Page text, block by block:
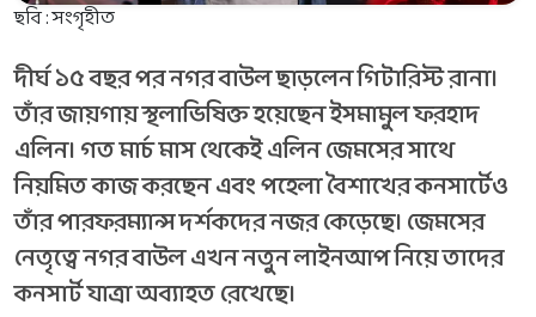
ছবি : সংগৃহীত
দীর্ঘ ১৫ বছর পর নগর বাউল ছাড়লেন গিটারিস্ট রানা।
তাঁর জায়গায় স্থলাভিষিক্ত হয়েছেন ইসমামুল ফরহাদ
এলিন। গত মার্চ মাস থেকেই এলিন জেমসের সাথে
নিয়মিত কাজ করছেন এবং পহেলা বৈশাখের কনসার্টেও
তাঁর পারফরম্যান্স দর্শকদের নজর কেড়েছে। জেমসের
নেতৃত্বে নগর বাউল এখন নতুন লাইনআপ নিয়ে তাদের
কনসার্ট যাত্রা অব্যাহত রেখেছে।